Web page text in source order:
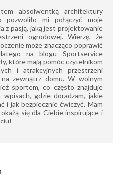
absolwentką architektury
mi połączyć moje
z pasją, jaką jest projektowanie
ogrodowej. Wierzę, że
może znacząco poprawić
na blogu Sportservice
które mają pomóc czytelnikom
i atrakcyjnych przestrzeni
zewnątrz domu. W wolnym
sportem, co często znajduje
gdzie doradzam, jakie
i jak bezpiecznie ćwiczyć. Mam
się dla Ciebie inspirujące i